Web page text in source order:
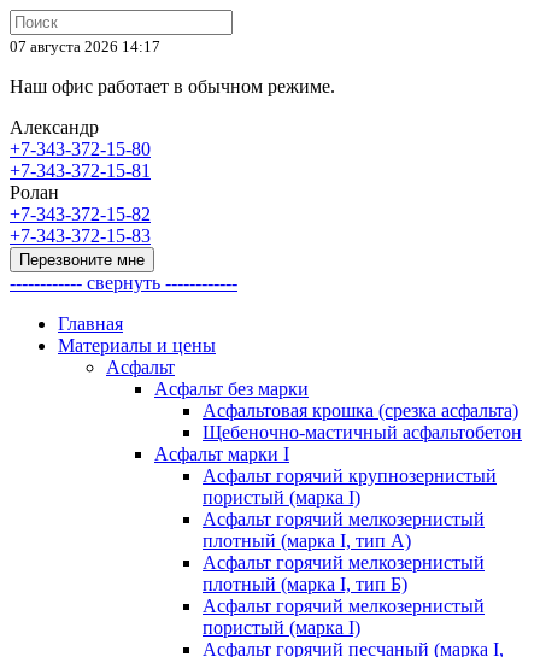
07 августа 2026 14:17
Наш офис работает в обычном режиме.
Александр
+7-343-372-15-80
+7-343-372-15-81
Ролан
+7-343-372-15-82
+7-343-372-15-83
Перезвоните мне
------------ свернуть ------------
Главная
Материалы и цены
Асфальт
Асфальт без марки
Асфальтовая крошка (срезка асфальта)
Щебеночно-мастичный асфальтобетон
Асфальт марки I
Асфальт горячий крупнозернистый
пористый (марка I)
Асфальт горячий мелкозернистый
плотный (марка I, тип А)
Асфальт горячий мелкозернистый
плотный (марка I, тип Б)
Асфальт горячий мелкозернистый
пористый (марка I)
Асфальт горячий песчаный (марка I,